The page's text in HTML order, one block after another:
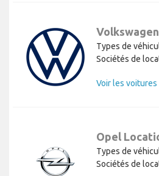
Types de
Sociétés de
Opel
Types de
Sociétés de